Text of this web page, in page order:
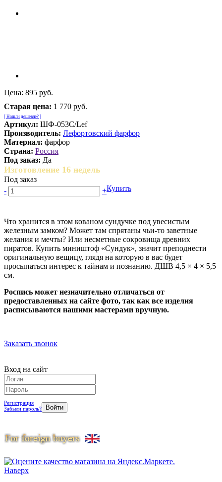
Цена: 895 руб.
Старая цена: 1 770 руб.
[ Нашли дешевле? ]
Артикул: ШФ-053С/Lef
Производитель: Лефортовский фарфор
Материал: фарфор
Страна: Россия
Под заказ: Да
Изготовление 16 недель
Под заказ
-
+Купить
Что хранится в этом кованом сундучке под увесистым
железным замком? Может там спрятаны чьи-то заветные
желания и мечты? Или несметные сокровища древних
пиратов. Купить миништоф «Сундук», значит преподнести
оригинальную вещицу, глядя на которую в вас будет
просыпаться интерес к тайнам и познанию. ДШВ 4,5 × 4 × 5,5
см.
Роспись может незначительно отличаться от
предоставленных на сайте фото, так как все изделия
расписываются нашими мастерами вручную.
Заказать звонок
Вход на сайт
Регистрация
Забыли пароль?
Наверх